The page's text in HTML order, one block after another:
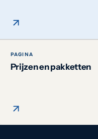
PAGINA
Prijzen en pakketten